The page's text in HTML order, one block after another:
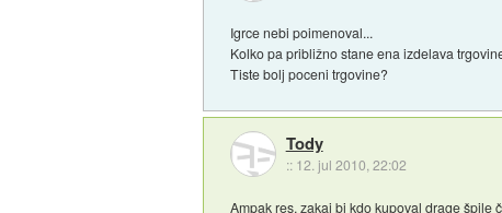
Igrce nebi poimenoval...
Kolko pa približno stane ena izdelava
Tiste bolj poceni trgovine?
Tody
:: 12. jul 2010, 22:02
Ampak res, zakaj bi kdo kupoval drage špile